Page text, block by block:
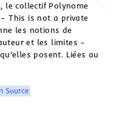
le collectif Polynome
This is not a private
les notions de
et les limites –
posent. Liées au
Source